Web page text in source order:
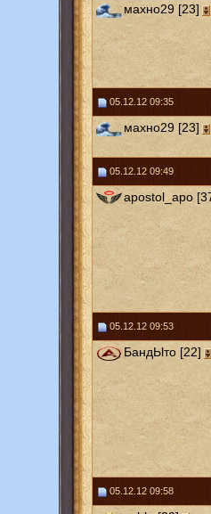
махно29 [23]
05.12.12 09:35
махно29 [23]
05.12.12 09:49
apostol_apo
05.12.12 09:53
БандЫто [22]
05.12.12 09:58